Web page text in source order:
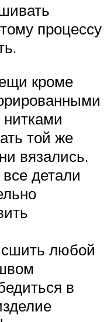
процессу
кроме
той же
вязались.
детали
любой
в